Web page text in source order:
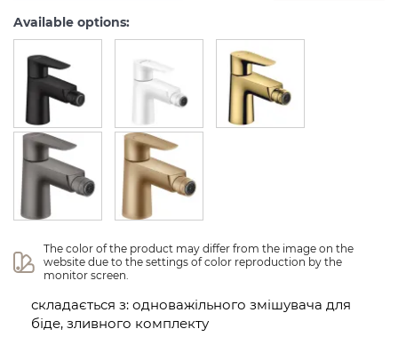
Available options:
The color of the product may differ from the image on the
website due to the settings of color reproduction by the
monitor screen.
складається з: одноважільного змішувача для
біде, зливного комплекту